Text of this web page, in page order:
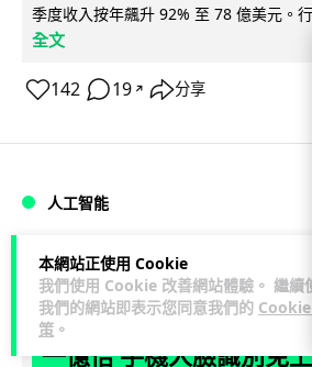
本網站正使用 Cookie
我們使用 Cookie 改善網站體驗。 繼續
我們的網站即表示您同意我們的
策 。
季度收入按年飆升 92% 至 78 億美元。
全文
142 19 ↗ 分享
人工智能
Vin 1 日
港大研原子級新晶片 AI
一億倍 手機人臉識別免